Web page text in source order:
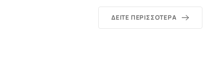
ΔΕΊΤΕ ΠΕΡΙΣΣΌΤΕΡΑ